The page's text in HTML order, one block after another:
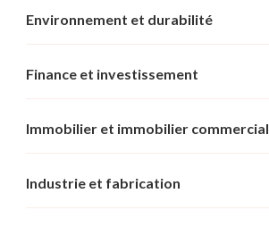
Environnement et durabilité
Finance et investissement
Immobilier et immobilier commercial
Industrie et fabrication